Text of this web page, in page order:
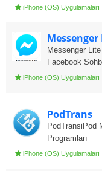
iPhone (OS) Uygulamaları
Messenger
Facebook
iPhone (OS) Uygulamaları
PodTrans
PodTransiPod
Programları
iPhone (OS) Uygulamaları